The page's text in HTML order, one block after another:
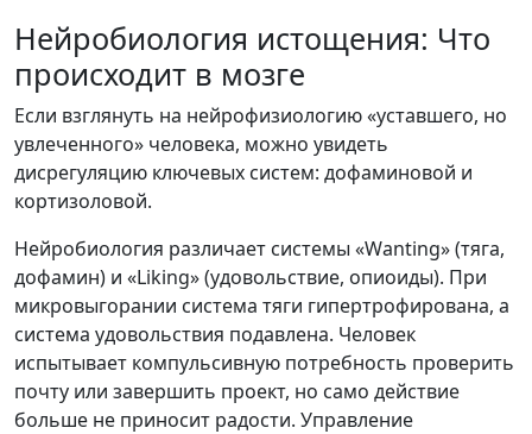
Нейробиология истощения: Что
происходит в мозге
Если взглянуть на нейрофизиологию «уставшего, но
увлеченного» человека, можно увидеть
дисрегуляцию ключевых систем: дофаминовой и
кортизоловой.
Нейробиология различает системы «Wanting» (тяга,
дофамин) и «Liking» (удовольствие, опиоиды). При
микровыгорании система тяги гипертрофирована, а
система удовольствия подавлена. Человек
испытывает компульсивную потребность проверить
почту или завершить проект, но само действие
больше не приносит радости. Управление